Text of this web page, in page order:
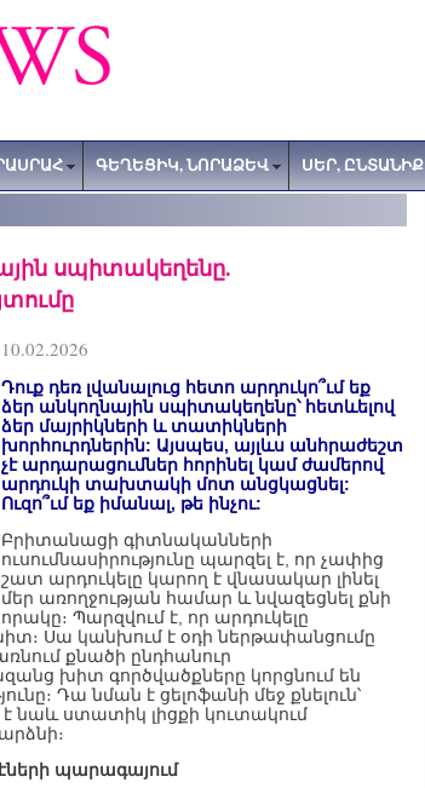
ԳԵՂԵՑԻԿ, ՆՈՐԱՁԵՎ ՍԵՐ, ԸՆՏԱՆԻՔ
սպիտակեղենը.
10.02.2026
Դուք դեռ լվանալուց հետո արդուկո՞ւմ եք
ձեր անկողնային սպիտակեղենը՝ հետևելով
ձեր մայրիկների և տատիկների
խորհուրդներին: Այսպես, այլևս անհրաժեշտ
չէ արդարացումներ հորինել կամ ժամերով
արդուկի տախտակի մոտ անցկացնել:
Ուզո՞ւմ եք իմանալ, թե ինչու:
Բրիտանացի գիտնականների
ուսումնասիրությունը պարզել է, որ չափից
շատ արդուկելը կարող է վնասակար լինել
մեր առողջության համար և նվազեցնել քնի
որակը։ Պարզվում է, որ արդուկելը
Սա կանխում է օդի ներթափանցումը
քնածի ընդհանուր
խիտ գործվածքները կորցնում են
Դա նման է ցելոֆանի մեջ քնելուն՝
է նաև ստատիկ լիցքի կուտակում
պարագայում